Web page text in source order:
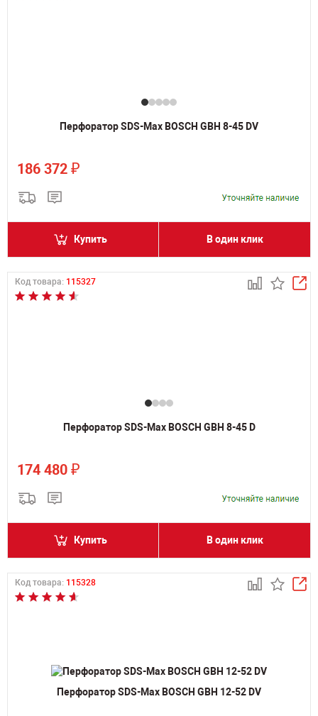
Перфоратор SDS-Max BOSCH GBH 8-45 DV
186 372 ₽
Купить В один клик
Код товара: 115327
Перфоратор SDS-Max BOSCH GBH 8-45 D
174 480 ₽
Купить В один клик
Код товара: 115328
Перфоратор SDS-Max BOSCH GBH 12-52 DV